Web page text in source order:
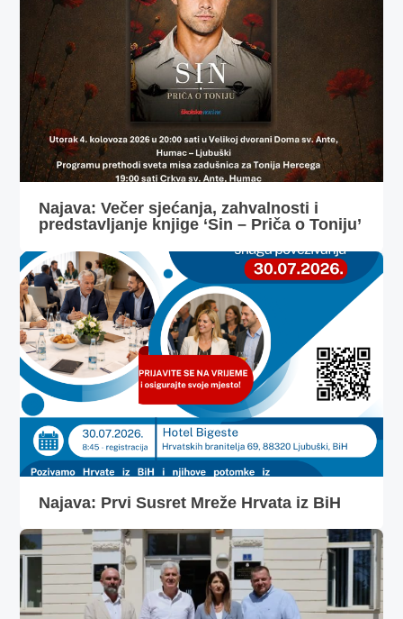
Najava: Večer sjećanja, zahvalnosti i
predstavljanje knjige ‘Sin – Priča o Toniju’
Najava: Prvi Susret Mreže Hrvata iz BiH